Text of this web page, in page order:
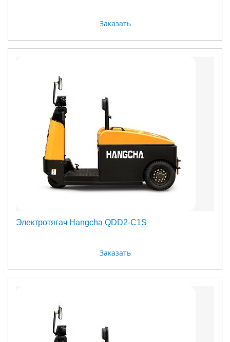
Заказать
Электротягач Hangcha QDD2-C1S
Заказать